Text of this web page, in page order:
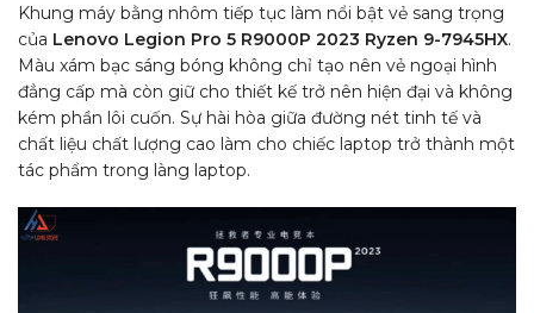
Khung máy bằng nhôm tiếp tục làm nổi bật vẻ sang trọng
của Lenovo Legion Pro 5 R9000P 2023 Ryzen 9-7945HX.
Màu xám bạc sáng bóng không chỉ tạo nên vẻ ngoại hình
đẳng cấp mà còn giữ cho thiết kế trở nên hiện đại và không
kém phần lôi cuốn. Sự hài hòa giữa đường nét tinh tế và
chất liệu chất lượng cao làm cho chiếc laptop trở thành một
tác phẩm trong làng laptop.